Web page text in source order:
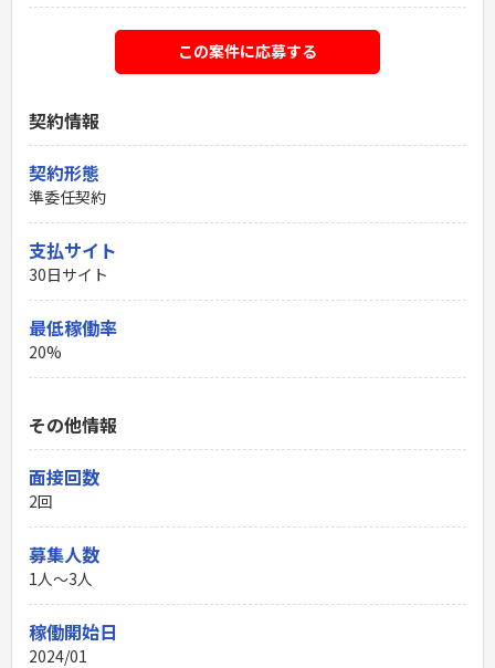
この案件に応募する
契約情報
契約形態
準委任契約
支払サイト
30日サイト
最低稼働率
20%
その他情報
面接回数
2回
募集人数
1人～3人
稼働開始日
2024/01